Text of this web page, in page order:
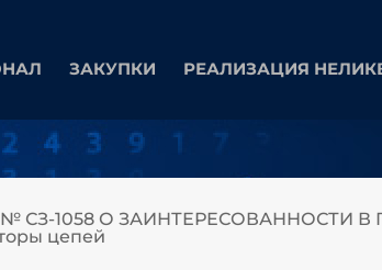
ЗАКУПКИ РЕАЛИЗАЦИЯ
№ СЗ-1058 О
цепей